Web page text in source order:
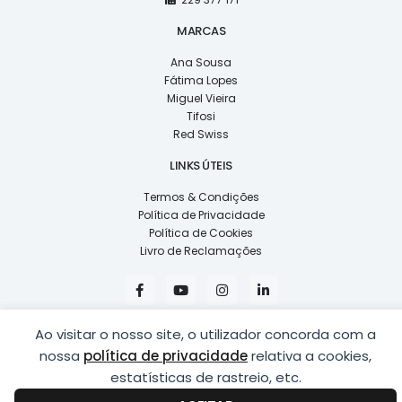
Ao visitar o nosso site, o utilizador concorda com a
nossa política de privacidaderelativa a cookies,
estatísticas de rastreio, etc.
MARCAS
Ana Sousa
Fátima Lopes
Miguel Vieira
Tifosi
Red Swiss
LINKS ÚTEIS
Termos & Condições
Política de Privacidade
Política de Cookies
Livro de Reclamações
F
a
c
b
o
o
k
-
Y
o
u
u
b
e
I
n
s
a
g
r
a
m
i
n
e
d
i
n
-
COPYRIGHT © 2026LUSÍADAS, DISTRIBUIÇÃO DE ÓPTICAS, LDA.